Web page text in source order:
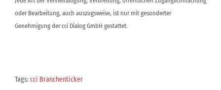
oder Bearbeitung, auch auszugsweise, ist nur mit gesonderter
Genehmigung der cci Dialog GmbH gestattet.
Tags:cci Branchenticker